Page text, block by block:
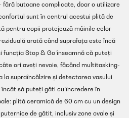
butoane complicate, doar o utilizare
sunt în centrul acestui plită de
pentru copii protejează mâinile celor
arată când suprafața este încă
funcția Stop & Go înseamnă că puteți
ori aveți nevoie, făcând multitasking-
la supraîncălzire și detectarea vasului
să puteți găti cu încredere în
plită ceramică de 60 cm cu un design
de gătit, inclusiv zone ovale și